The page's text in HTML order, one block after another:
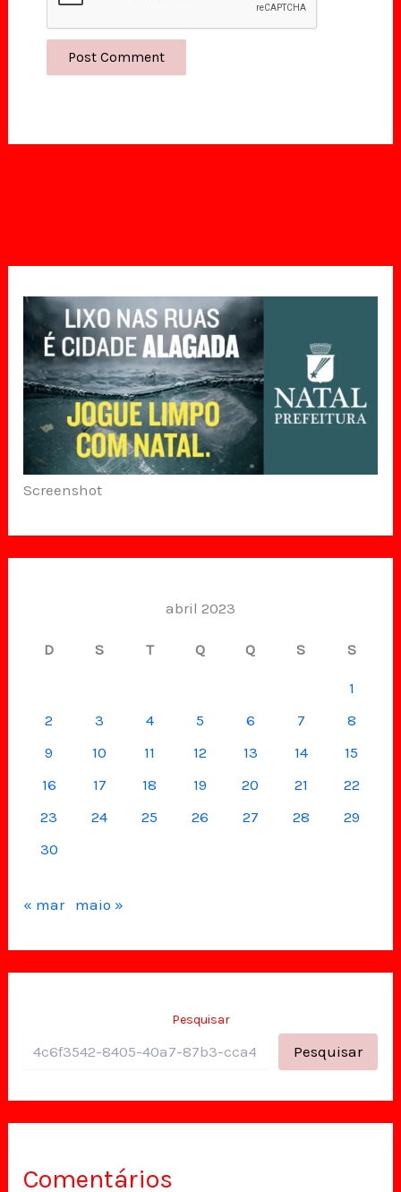
Screenshot
abril 2023
D S T Q Q S S
1
2
3 4 5 6 7
8
9
10 11 12 13 14
15
16
17 18 19 20 21
22
23
24 25 26 27 28
29
30
« mar maio »
Pesquisar
Pesquisar
Comentários